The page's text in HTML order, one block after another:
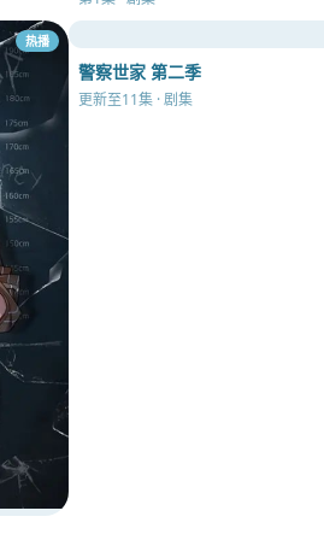
热播
警察世家 第二季
更新至11集 · 剧集